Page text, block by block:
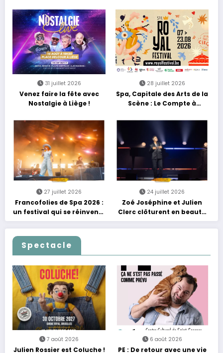
découvertes et énergie
reggae
31 juillet 2026
Venez faire la fête avec
Nostalgie à Liège !
28 juillet 2026
Spa, Capitale des Arts de la
Scène : Le Compte à
27 juillet 2026
Francofolies de Spa 2026 :
un festival qui se réinvente
entre nouveautés et
grands moments de scène
24 juillet 2026
Zoé Joséphine et Julien
Clerc clôturent en beauté
Les Nuits Francofolies au
Casino
Spectacle
7 août 2026
Julien Rossier est Coluche !
6 août 2026
PE : De retour avec une vie